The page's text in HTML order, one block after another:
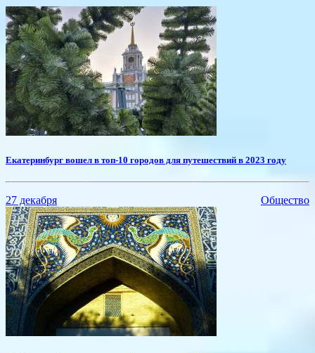
Екатеринбург вошел в топ-10 городов для путешествий в 2023 году
27 декабря Общество